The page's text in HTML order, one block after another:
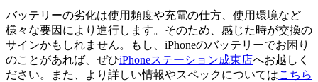
バッテリーの劣化は使用頻度や充電の仕方、使用環境など
様々な要因により進行します。そのため、感じた時が交換の
サインかもしれません。もし、iPhoneのバッテリーでお困り
のことがあれば、ぜひiPhoneステーション成東店へお越しく
ださい。また、より詳しい情報やスペックについてはこちら